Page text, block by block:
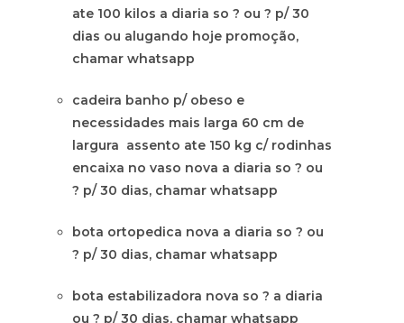
ate 100 kilos a diaria so ? ou ? p/ 30
dias ou alugando hoje promoção,
chamar whatsapp
cadeira banho p/ obeso e
necessidades mais larga 60 cm de
largura assento ate 150 kg c/ rodinhas
encaixa no vaso nova a diaria so ? ou
? p/ 30 dias, chamar whatsapp
bota ortopedica nova a diaria so ? ou
? p/ 30 dias, chamar whatsapp
bota estabilizadora nova so ? a diaria
ou ? p/ 30 dias, chamar whatsapp